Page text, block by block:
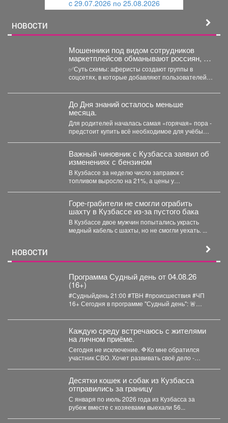
c 29.07.2026 по 25.08.2026
НОВОСТИ
‍Мошенники под видом сотрудников
маркетплейсов обманывают россиян, у
которых скоро день рождения.
✅Суть схемы: аферисты создают группы в
соцсетях, в которые добавляют пользователей в
До Дня знаний осталось меньше
месяца.
Для родителей началась самая «горячая» пора -
предстоит купить всё необходимое для учёбы
Важный чиновник с Кузбасса заявил об
изменениях с бензином
В Кузбассе за неделю число заправок с
топливом выросло на 21%, а цены у
Горе-грабители не смогли ограбить
шахту в Кузбассе из-за пустого бака
В Кузбассе двое мужчин попытались украсть
медный кабель с шахты, но не смогли уехать. ...
НОВОСТИ
Программа Судный день от 04.08.26
(16+)
#Судныйдень 21:00 #ТВН #происшествия #ЧП
16+ Сегодня в программе "Судный день": 🚨
Каждую среду встречаюсь с жителями
на личном приёме.
Сегодня не исключение. 🔷Ко мне обратился
участник СВО. Хочет развивать своё дело -
Десятки кошек и собак из Кузбасса
отправились за границу
С января по июль 2026 года из Кузбасса за
рубеж вместе с хозяевами выехали 56...